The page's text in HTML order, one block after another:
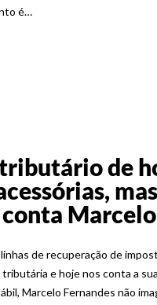
é…
de
de recuperação de
tributária e hoje nos conta a
Marcelo Fernandes não